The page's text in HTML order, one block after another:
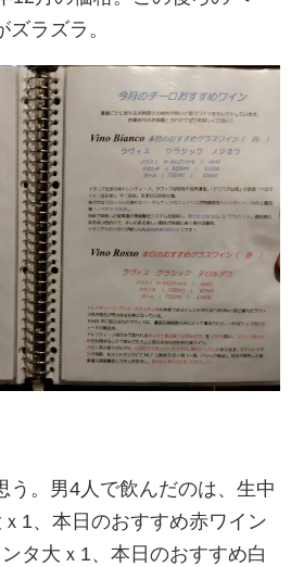
ラズラ。
う。男4人で飲んだのは、生中
1、本日のおすすめ赤ワイン
タ大ｘ1、本日のおすすめ白